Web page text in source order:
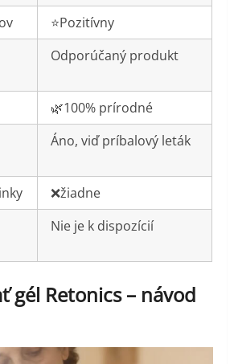
⭐️Pozitívny
Odporúčaný produkt
🌿100% prírodné
Áno, viď príbalový leták
❌žiadne
Nie je k dispozícií
gél Retonics – návod